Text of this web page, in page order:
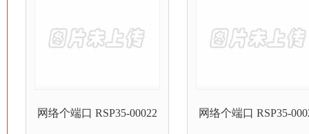
网络个端口 RSP35-00022 网络个端口 RSP35-